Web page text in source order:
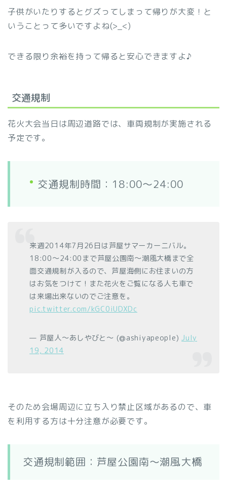
子供がいたりするとグズってしまって帰りが大変！と
いうことって多いですよね(>_<)
できる限り余裕を持って帰ると安心できますよ♪
交通規制
花火大会当日は周辺道路では、車両規制が実施される
予定です。
交通規制時間：18:00～24:00
来週2014年7月26日は芦屋サマーカーニバル。
18:00～24:00まで芦屋公園南～潮風大橋まで全
面交通規制が入るので、芦屋海側にお住まいの方
はお気をつけて！また花火をご覧になる人も車で
は来場出来ないのでご注意を。
pic.twitter.com/kGC0iUDXDc
— 芦屋人～あしやびと～ (@ashiyapeople)July
19, 2014
そのため会場周辺に立ち入り禁止区域があるので、車
を利用する方は十分注意が必要です。
交通規制範囲：芦屋公園南～潮風大橋